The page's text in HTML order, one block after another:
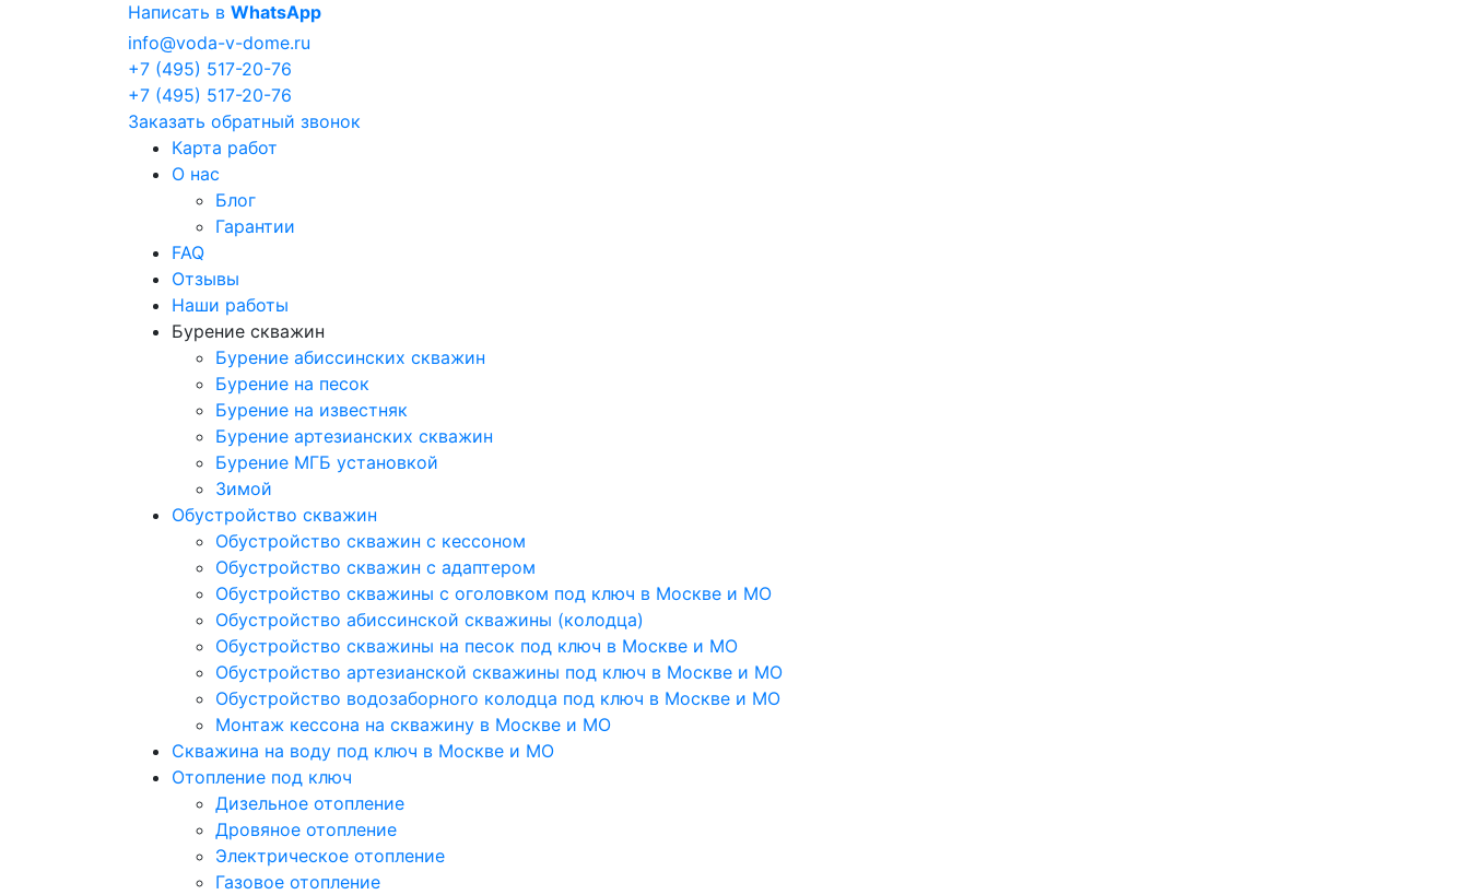
Написать в WhatsApp
info@voda-v-dome.ru
+7 (495) 517-20-76
+7 (495) 517-20-76
Заказать обратный звонок
Карта работ
О нас
Блог
Гарантии
FAQ
Отзывы
Наши работы
Бурение скважин
Бурение абиссинских скважин
Бурение на песок
Бурение на известняк
Бурение артезианских скважин
Бурение МГБ установкой
Зимой
Обустройство скважин
Обустройство скважин с кессоном
Обустройство скважин с адаптером
Обустройство скважины с оголовком под ключ в Москве и МО
Обустройство абиссинской скважины (колодца)
Обустройство скважины на песок под ключ в Москве и МО
Обустройство артезианской скважины под ключ в Москве и МО
Обустройство водозаборного колодца под ключ в Москве и МО
Монтаж кессона на скважину в Москве и МО
Скважина на воду под ключ в Москве и МО
Отопление под ключ
Дизельное отопление
Дровяное отопление
Электрическое отопление
Газовое отопление